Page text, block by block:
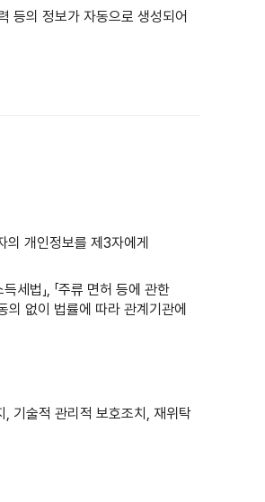
의 정보가 자동으로 생성되어
개인정보를 제3자에게
법」, 「주류 면허 등에 관한
의 없이 법률에 따라 관계기관에
기술적 관리적 보호조치, 재위탁